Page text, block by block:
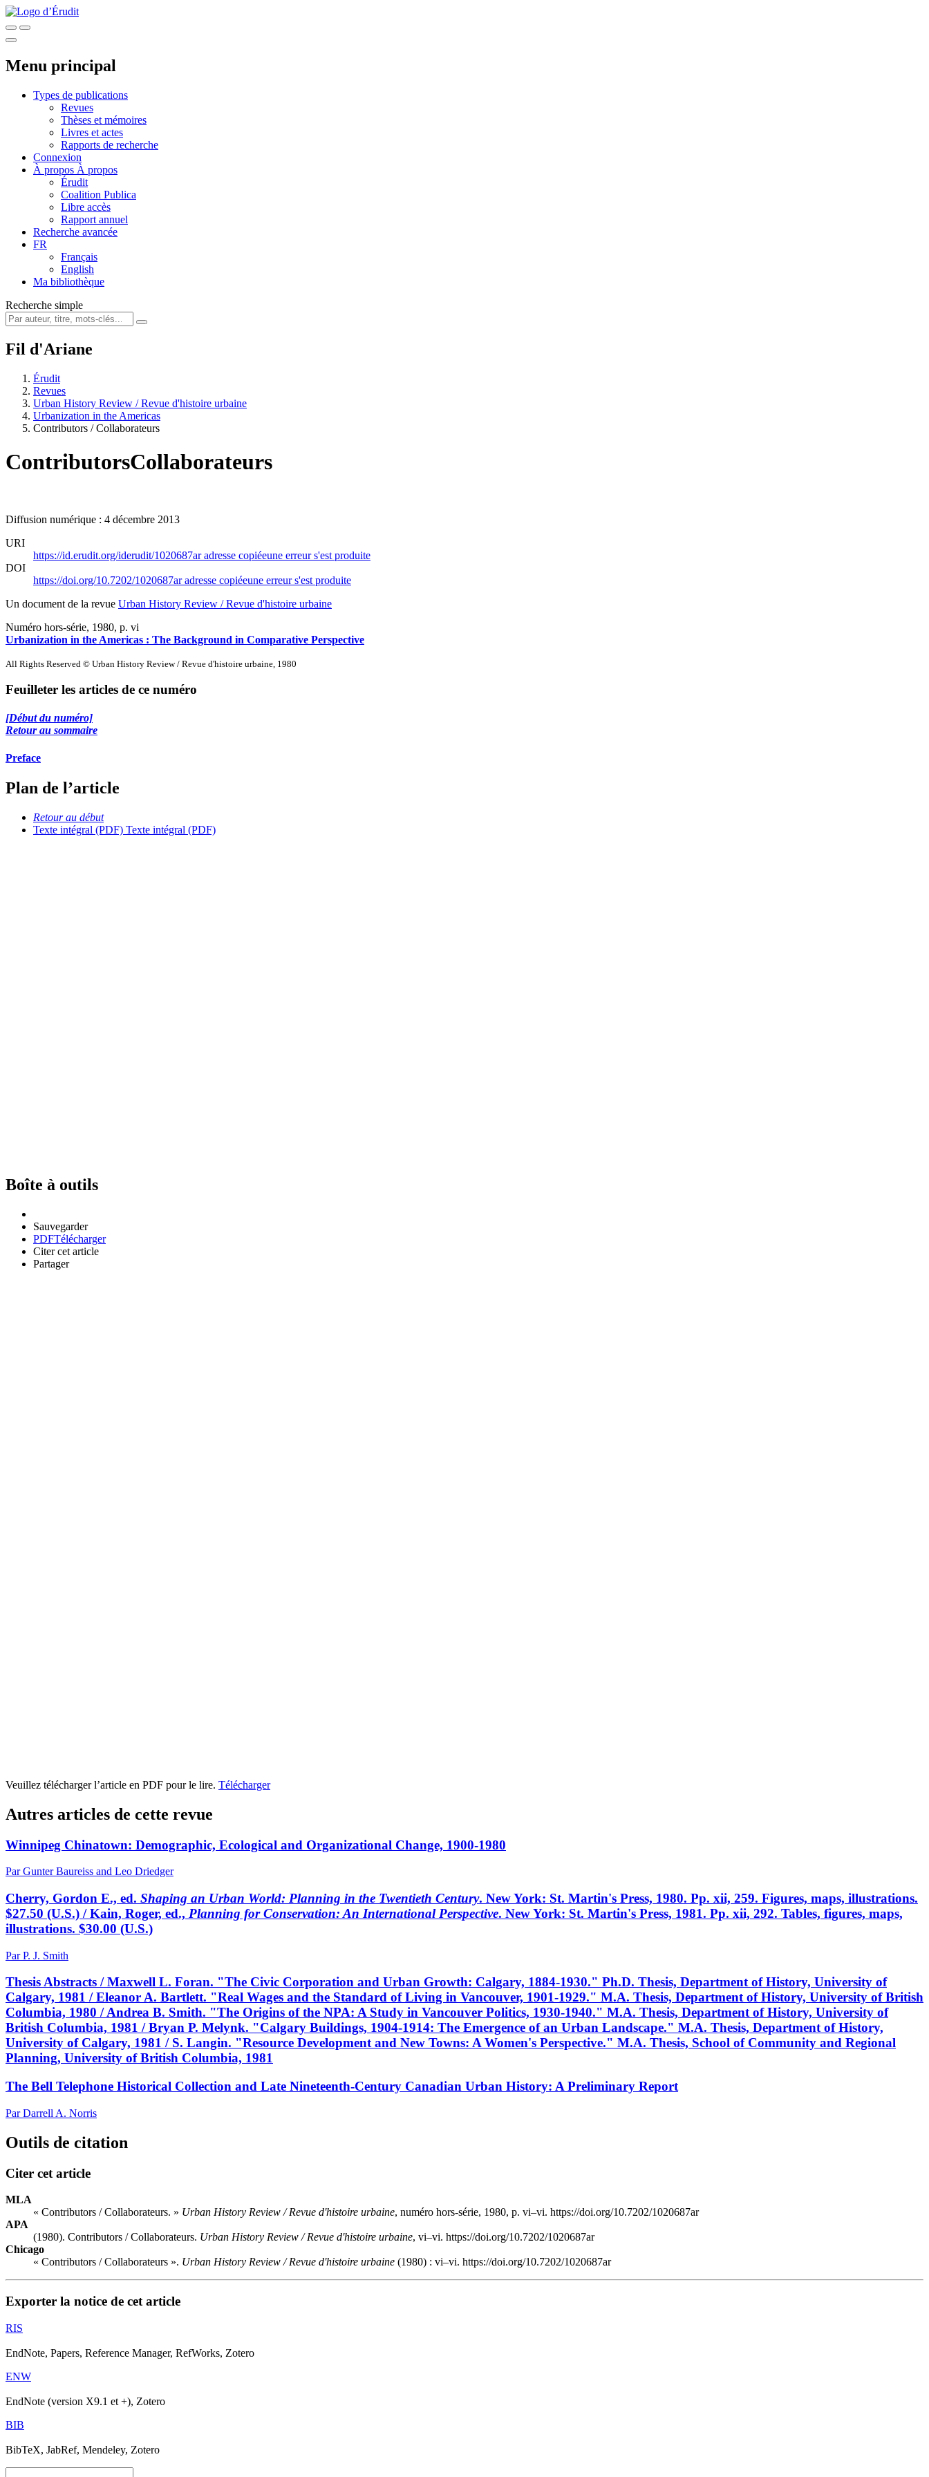
Menu principal
Types de publications
Revues
Thèses et mémoires
Livres et actes
Rapports de recherche
Connexion
À propos À propos
Érudit
Coalition Publica
Libre accès
Rapport annuel
Recherche avancée
FR
Français
English
Ma bibliothèque
Recherche simple
Fil d'Ariane
Érudit
Revues
Urban History Review / Revue d'histoire urbaine
Urbanization in the Americas
Contributors / Collaborateurs
ContributorsCollaborateurs
Diffusion numérique : 4 décembre 2013
URI
https://id.erudit.org/iderudit/1020687aradresse copiéeune erreur s'est produite
DOI
https://doi.org/10.7202/1020687aradresse copiéeune erreur s'est produite
Un document de la revue Urban History Review / Revue d'histoire urbaine
Numéro hors-série, 1980, p. vi
Urbanization in the Americas : The Background in Comparative Perspective
All Rights Reserved © Urban History Review / Revue d'histoire urbaine, 1980
Feuilleter les articles de ce numéro
[Début du numéro]
Retour au sommaire
Preface
Plan de l’article
Retour au début
Texte intégral (PDF) Texte intégral (PDF)
Boîte à outils
Sauvegarder
PDFTélécharger
Citer cet article
Partager
Veuillez télécharger l’article en PDF pour le lire. Télécharger
Autres articles de cette revue
Winnipeg Chinatown: Demographic, Ecological and Organizational Change, 1900-1980
Par Gunter Baureiss and Leo Driedger
Cherry, Gordon E., ed. Shaping an Urban World: Planning in the Twentieth Century. New York: St. Martin's Press, 1980. Pp. xii, 259. Figures, maps, illustrations.
$27.50 (U.S.) / Kain, Roger, ed., Planning for Conservation: An International Perspective. New York: St. Martin's Press, 1981. Pp. xii, 292. Tables, figures, maps,
illustrations. $30.00 (U.S.)
Par P. J. Smith
Thesis Abstracts / Maxwell L. Foran. "The Civic Corporation and Urban Growth: Calgary, 1884-1930." Ph.D. Thesis, Department of History, University of
Calgary, 1981 / Eleanor A. Bartlett. "Real Wages and the Standard of Living in Vancouver, 1901-1929." M.A. Thesis, Department of History, University of British
Columbia, 1980 / Andrea B. Smith. "The Origins of the NPA: A Study in Vancouver Politics, 1930-1940." M.A. Thesis, Department of History, University of
British Columbia, 1981 / Bryan P. Melynk. "Calgary Buildings, 1904-1914: The Emergence of an Urban Landscape." M.A. Thesis, Department of History,
University of Calgary, 1981 / S. Langin. "Resource Development and New Towns: A Women's Perspective." M.A. Thesis, School of Community and Regional
Planning, University of British Columbia, 1981
The Bell Telephone Historical Collection and Late Nineteenth-Century Canadian Urban History: A Preliminary Report
Par Darrell A. Norris
Outils de citation
Citer cet article
MLA
« Contributors / Collaborateurs. » Urban History Review / Revue d'histoire urbaine, numéro hors-série, 1980, p. vi–vi. https://doi.org/10.7202/1020687ar
APA
(1980). Contributors / Collaborateurs. Urban History Review / Revue d'histoire urbaine, vi–vi. https://doi.org/10.7202/1020687ar
Chicago
« Contributors / Collaborateurs ». Urban History Review / Revue d'histoire urbaine (1980) : vi–vi. https://doi.org/10.7202/1020687ar
Exporter la notice de cet article
RIS
EndNote, Papers, Reference Manager, RefWorks, Zotero
ENW
EndNote (version X9.1 et +), Zotero
BIB
BibTeX, JabRef, Mendeley, Zotero